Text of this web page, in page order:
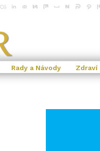
Rady a Návody Zdraví